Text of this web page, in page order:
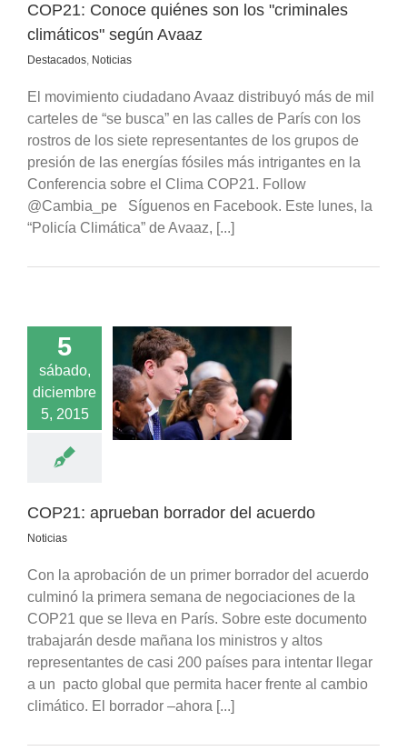
COP21: Conoce quiénes son los "criminales
climáticos" según Avaaz
Destacados, Noticias
El movimiento ciudadano Avaaz distribuyó más de mil
carteles de “se busca” en las calles de París con los
rostros de los siete representantes de los grupos de
presión de las energías fósiles más intrigantes en la
Conferencia sobre el Clima COP21. Follow
@Cambia_pe Síguenos en Facebook. Este lunes, la
“Policía Climática” de Avaaz, [...]
5
sábado,
diciembre
5, 2015
borrador
Noticias
COP21: aprueban borrador del acuerdo
Noticias
Con la aprobación de un primer borrador del acuerdo
culminó la primera semana de negociaciones de la
COP21 que se lleva en París. Sobre este documento
trabajarán desde mañana los ministros y altos
representantes de casi 200 países para intentar llegar
a un pacto global que permita hacer frente al cambio
climático. El borrador –ahora [...]